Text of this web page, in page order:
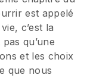
est appelé
c’est la
qu’une
et les choix
que nous